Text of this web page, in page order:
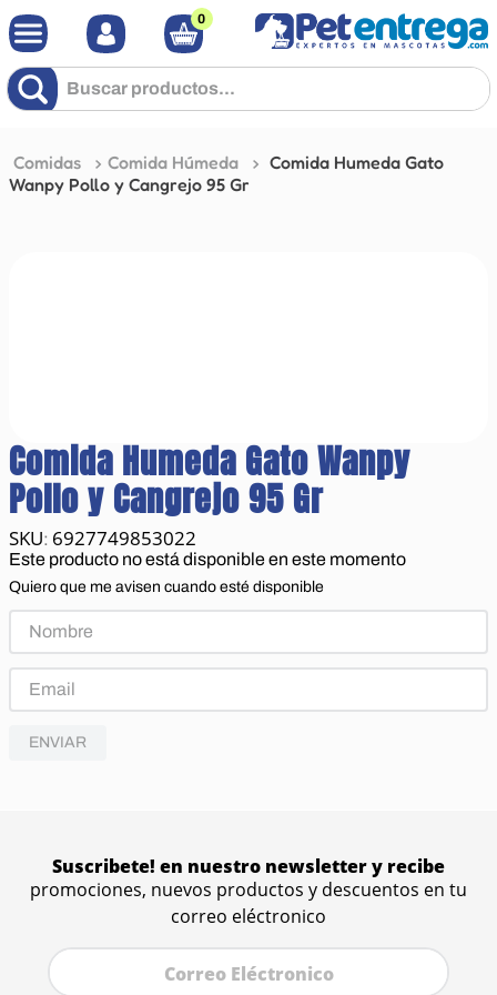
0
Buscar productos...
Comidas Comida Húmeda
Comida Humeda Gato
Wanpy Pollo y Cangrejo 95 Gr
Comida Humeda Gato Wanpy
Pollo y Cangrejo 95 Gr
: 6927749853022
Este producto no está disponible en este momento
Quiero que me avisen cuando esté disponible
ENVIAR
Suscribete! en nuestro newsletter y recibe
promociones, nuevos productos y descuentos en tu
correo eléctronico